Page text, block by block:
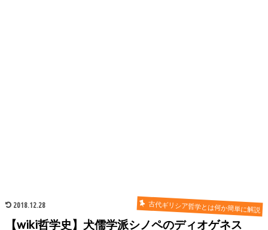
2018.12.28 古代ギリシア哲学とは何か簡単に解説
【wiki哲学史】犬儒学派シノペのディオゲネス